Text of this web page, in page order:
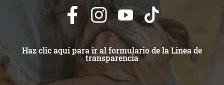
Haz clic aquí para ir al formulario de la Línea de
transparencia